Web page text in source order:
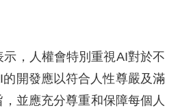
示，人權會特別重視AI對於不
開發應以符合人性尊嚴及滿
並應充分尊重和保障每個人